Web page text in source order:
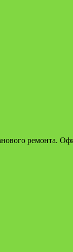
ремонта.